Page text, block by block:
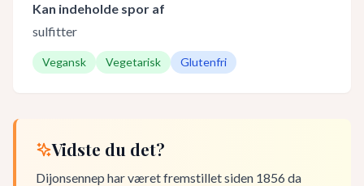
Kan indeholde spor af
sulfitter
Vegansk Vegetarisk Glutenfri
Vidste du det?
Dijonsennep har været fremstillet siden 1856 da